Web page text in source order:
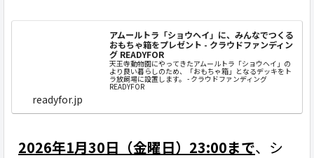
アムールトラ「ショウヘイ」に、みんなでつくる
おもちゃ箱をプレゼント - クラウドファンディン
グ READYFOR
天王寺動物園にやってきたアムールトラ「ショウヘイ」の
より良い暮らしのため、「おもちゃ箱」となるデッキをト
ラ放飼場に設置します。 - クラウドファンディング
READYFOR
readyfor.jp
2026年1月30日（金曜日）23:00まで、シ